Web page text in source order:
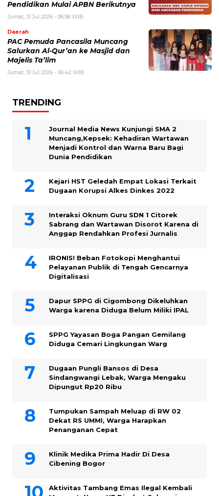
Pendidikan Mulai APBN Berikutnya
Jumat, 31 Jul 2026 - 06:58 WIB
Daerah
PAC Pemuda Pancasila Muncang
Salurkan Al-Qur’an ke Masjid dan
Majelis Ta’lim
Jumat, 31 Jul 2026 - 06:42 WIB
TRENDING
Journal Media News Kunjungi SMA 2
Muncang,Kepsek: Kehadiran Wartawan
Menjadi Kontrol dan Warna Baru Bagi
Dunia Pendidikan
Kejari HST Geledah Empat Lokasi Terkait
Dugaan Korupsi Alkes Dinkes 2022
Interaksi Oknum Guru SDN 1 Citorek
Sabrang dan Wartawan Disorot Karena di
Anggap Rendahkan Profesi Jurnalis
IRONIS! Beban Fotokopi Menghantui
Pelayanan Publik di Tengah Gencarnya
Digitalisasi
Dapur SPPG di Cigombong Dikeluhkan
Warga karena Diduga Belum Miliki IPAL
SPPG Yayasan Boga Pangan Gemilang
Diduga Cemari Lingkungan Warg
Dugaan Pungli Bansos di Desa
Sindangwangi Lebak, Warga Mengaku
Dipungut Rp20 Ribu
Tumpukan Sampah Meluap di RW 02
Dekat RS UMMI, Warga Harapkan
Penanganan Cepat
Klinik Medika Prima Hadir Di Desa
Cibening Bogor
Aktivitas Tambang Emas Ilegal Kembali